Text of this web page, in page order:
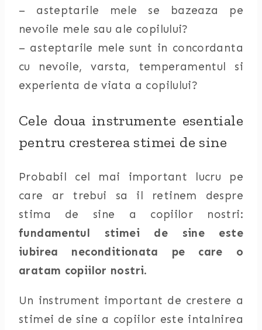
– asteptarile mele se bazeaza pe
nevoile mele sau ale copilului?
– asteptarile mele sunt in concordanta
cu nevoile, varsta, temperamentul si
experienta de viata a copilului?
Cele doua instrumente esentiale
pentru cresterea stimei de sine
Probabil cel mai important lucru pe
care ar trebui sa il retinem despre
stima de sine a copiilor nostri:
fundamentul stimei de sine este
iubirea neconditionata pe care o
aratam copiilor nostri.
Un instrument important de crestere a
stimei de sine a copiilor este intalnirea